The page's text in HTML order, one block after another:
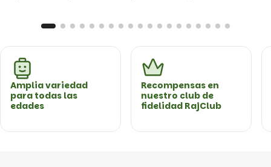
Amplia variedad
para todas las
edades
Recompensas en
nuestro club de
fidelidad RajClub